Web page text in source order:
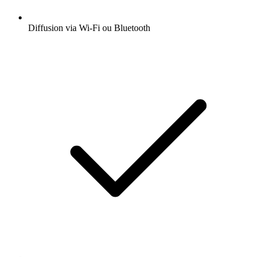
Diffusion via Wi-Fi ou Bluetooth